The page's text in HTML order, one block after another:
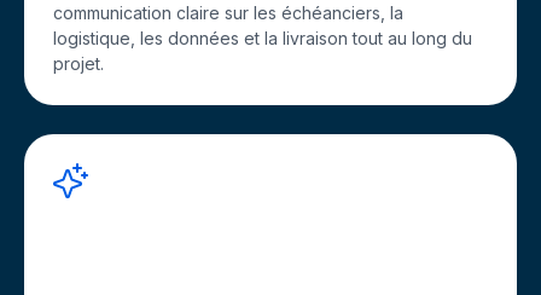
communication claire sur les échéanciers, la
logistique, les données et la livraison tout au long du
projet.